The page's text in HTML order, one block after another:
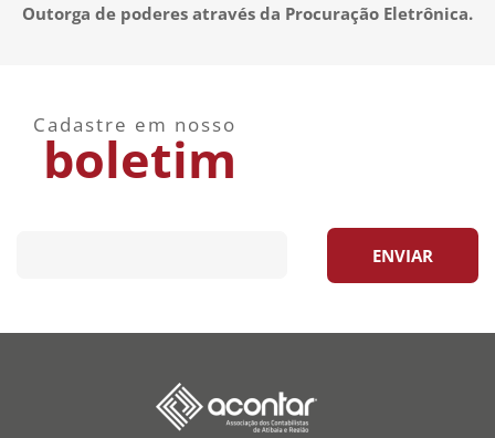
Outorga de poderes através da Procuração Eletrônica.
Cadastre em nosso
boletim
ENVIAR